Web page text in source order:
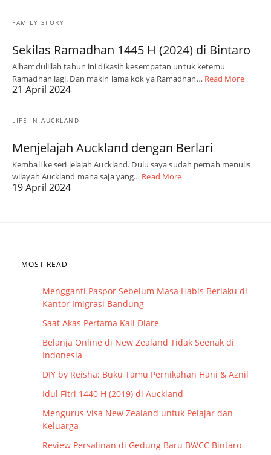
FAMILY STORY
Sekilas Ramadhan 1445 H (2024) di Bintaro
Alhamdulillah tahun ini dikasih kesempatan untuk ketemu
Ramadhan lagi. Dan makin lama kok ya Ramadhan… Read More
21 April 2024
LIFE IN AUCKLAND
Menjelajah Auckland dengan Berlari
Kembali ke seri jelajah Auckland. Dulu saya sudah pernah menulis
wilayah Auckland mana saja yang… Read More
19 April 2024
MOST READ
Mengganti Paspor Sebelum Masa Habis Berlaku di
Kantor Imigrasi Bandung
Saat Akas Pertama Kali Diare
Belanja Online di New Zealand Tidak Seenak di
Indonesia
DIY by Reisha: Buku Tamu Pernikahan Hani & Aznil
Idul Fitri 1440 H (2019) di Auckland
Mengurus Visa New Zealand untuk Pelajar dan
Keluarga
Review Persalinan di Gedung Baru BWCC Bintaro